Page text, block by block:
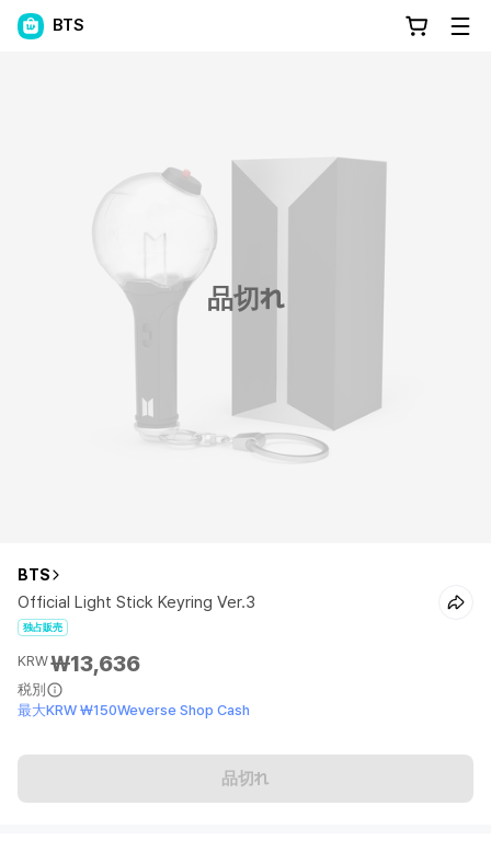
BTS
品切れ
BTS
Official Light Stick Keyring Ver.3
独占販売
KRW₩13,636
税別
最大KRW ₩150Weverse Shop Cash
品切れ